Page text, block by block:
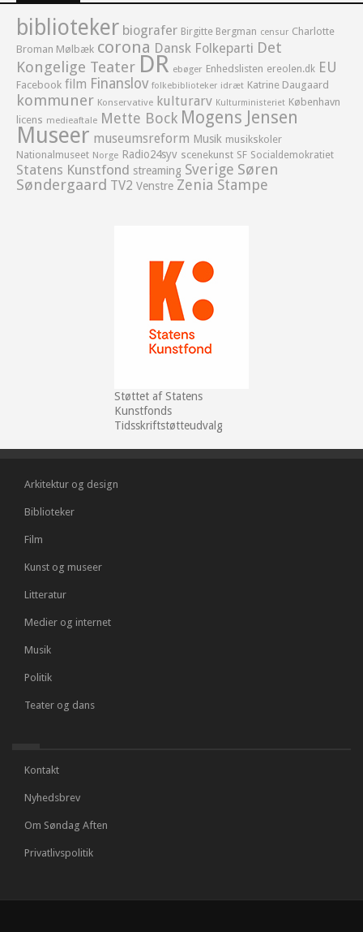
biblioteker biografer Birgitte Bergman censur Charlotte
Broman Mølbæk corona Dansk Folkeparti Det
Kongelige Teater DR ebøger Enhedslisten ereolen.dk EU
Facebook film Finanslov folkebiblioteker idræt Katrine Daugaard
kommuner Konservative kulturarv Kulturministeriet København
licens medieaftale Mette Bock Mogens Jensen
Museer museumsreform Musik musikskoler
Nationalmuseet Norge Radio24syv scenekunst SF Socialdemokratiet
Statens Kunstfond streaming Sverige Søren
Søndergaard TV2 Venstre Zenia Stampe
Støttet af Statens
Kunstfonds
Tidsskriftstøtteudvalg
Arkitektur og design
Biblioteker
Film
Kunst og museer
Litteratur
Medier og internet
Musik
Politik
Teater og dans
Kontakt
Nyhedsbrev
Om Søndag Aften
Privatlivspolitik